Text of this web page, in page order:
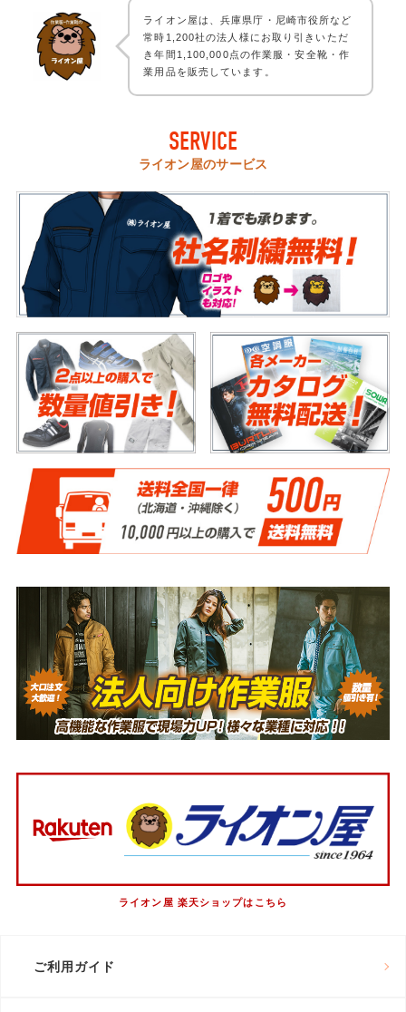
ライオン屋は、兵庫県庁・尼崎市役所など
常時1,200社の法人様にお取り引きいただ
き年間1,100,000点の作業服・安全靴・作
業用品を販売しています。
SERVICE
ライオン屋のサービス
ライオン屋 楽天ショップはこちら
ご利用ガイド